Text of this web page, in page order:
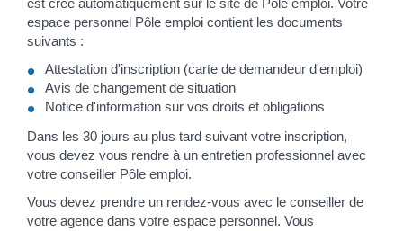
espace personnel Pôle emploi contient les documents
suivants :
Attestation d'inscription (carte de demandeur d'emploi)
Avis de changement de situation
Notice d'information sur vos droits et obligations
Dans les 30 jours au plus tard suivant votre inscription,
vous devez vous rendre à un entretien professionnel avec
votre conseiller Pôle emploi.
Vous devez prendre un rendez-vous avec le conseiller de
votre agence dans votre espace personnel. Vous